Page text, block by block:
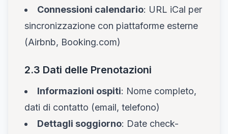
Connessioni calendario: URL iCal per
sincronizzazione con piattaforme esterne
(Airbnb, Booking.com)
2.3 Dati delle Prenotazioni
Informazioni ospiti: Nome completo,
dati di contatto (email, telefono)
Dettagli soggiorno: Date check-